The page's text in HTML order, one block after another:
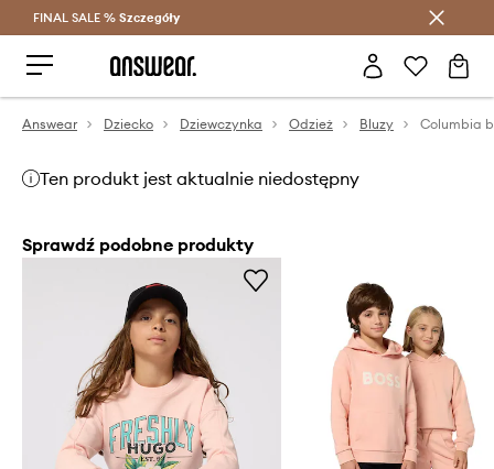
Oszczędzaj z Answear Club >
FINAL SALE % Szczegóły
Answear Dziecko Dziewczynka Odzież Bluzy
Ten produkt jest aktualnie niedostępny
Sprawdź podobne produkty